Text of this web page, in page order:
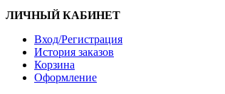
ЛИЧНЫЙ КАБИНЕТ
Вход/Регистрация
История заказов
Корзина
Оформление